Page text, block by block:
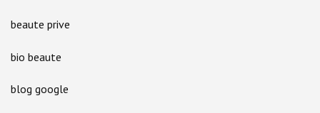
beaute prive
bio beaute
blog google